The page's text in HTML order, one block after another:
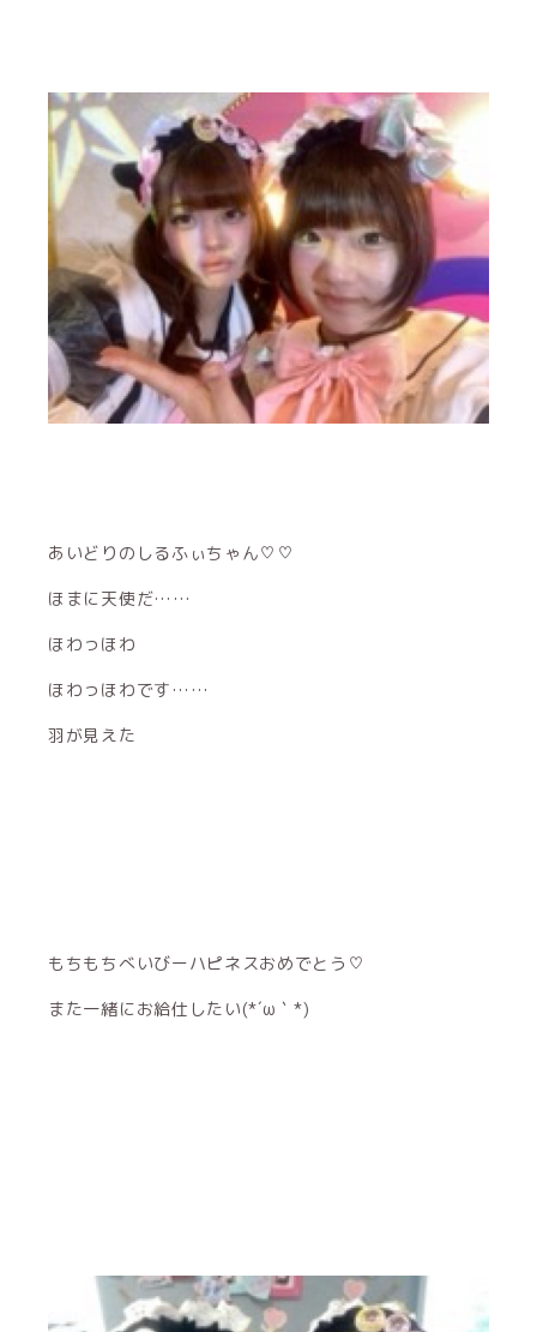
あいどりのしるふぃちゃん♡♡
ほまに天使だ……
ほわっほわ
ほわっほわです……
羽が見えた
もちもちべいびーハピネスおめでとう♡
また一緒にお給仕したい(*´ω｀*)